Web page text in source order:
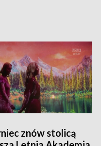
znów stolicą